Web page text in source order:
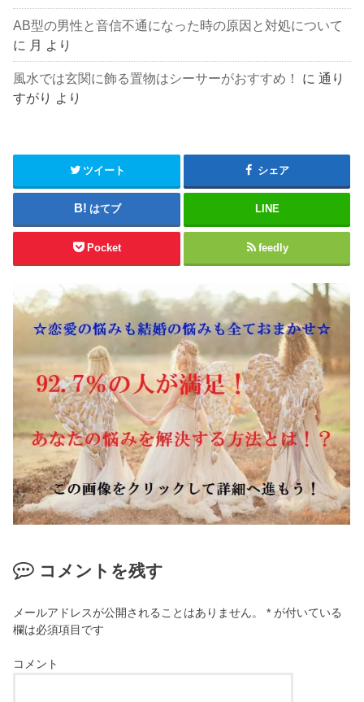
AB型の男性と音信不通になった時の原因と対処について
に 月 より
風水では玄関に飾る置物はシーサーがおすすめ！ に通り
すがり より
ツイート シェア
はてブ LINE
Pocket feedly
コメントを残す
メールアドレスが公開されることはありません。 * が付いている
欄は必須項目です
コメント